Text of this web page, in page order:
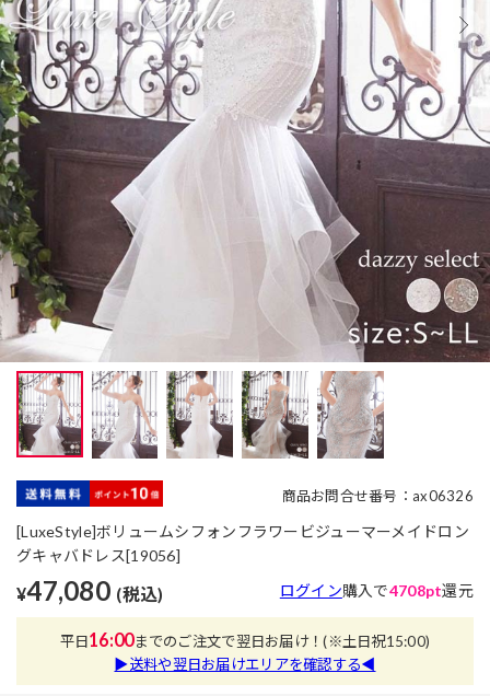
商品お問合せ番号：ax06326
[LuxeStyle]ボリュームシフォンフラワービジューマーメイドロン
グキャバドレス[19056]
¥47,080 (税込) ログイン購入で4708pt還元
平日16:00までのご注文で翌日お届け！(※土日祝15:00)
▶送料や翌日お届けエリアを確認する◀